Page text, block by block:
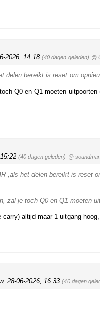
2026, 14:18 (40 dagen geleden) @
delen bereikt is reset om
Q0 en Q1 moeten uitpoorten
(40 dagen geleden) @
,als het delen bereikt is reset
zal je toch Q0 en Q1 moeten
altijd maar 1 uitgang
, 28-06-2026, 16:33 (40 dagen